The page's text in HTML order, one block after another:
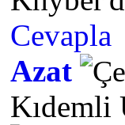
Cevapla
Azat
Kıdemli